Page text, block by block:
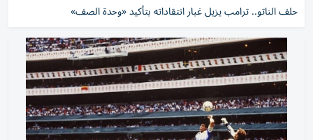
حلف الناتو.. ترامب يزيل غبار انتقاداته بتأكيد «وحدة الصف»